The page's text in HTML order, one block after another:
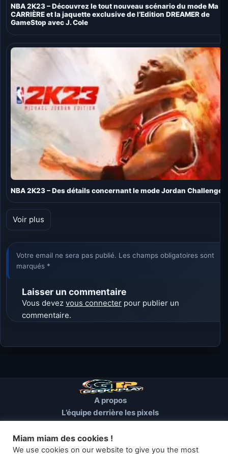
NBA 2K23 – Découvrez le tout nouveau scénario du mode Ma
CARRIÈRE et la jaquette exclusive de l’Edition DREAMER de
GameStop avec J. Cole
NBA 2K23 – Des détails concernant le mode Jordan Challenge
Voir plus
Votre email ne sera pas publié. Les champs obligatoires sont
marqués *
Laisser un commentaire
Vous devezvous connecter pour publier un
commentaire.
A propos
L’équipe derrière les pixels
Mentions Légales
Cookies et autres traceurs
Miam miam des cookies !
We use cookies on our website to give you the most